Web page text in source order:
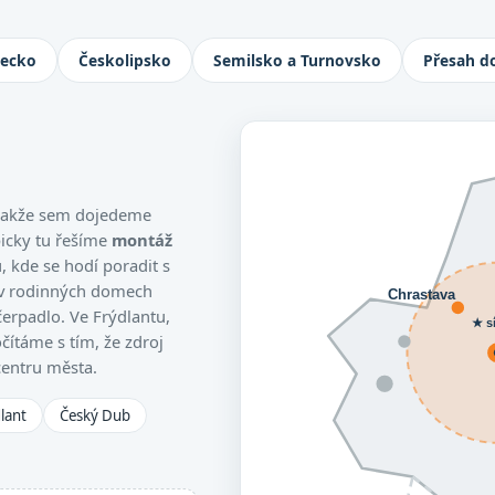
nad Nisou, Turnov i Česká
Českolipsko Semilsko a Turnovsko Přesah
sem dojedeme
tu řešíme montáž
kde se hodí poradit s
rodinných domech
Ve Frýdlantu,
s tím, že zdroj
města.
Český Dub
Chrastava
★